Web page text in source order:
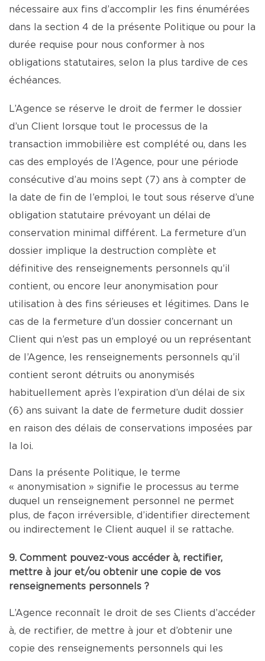
nécessaire aux fins d’accomplir les fins énumérées
dans la section 4 de la présente Politique ou pour la
durée requise pour nous conformer à nos
obligations statutaires, selon la plus tardive de ces
échéances.
L’Agence se réserve le droit de fermer le dossier
d’un Client lorsque tout le processus de la
transaction immobilière est complété ou, dans les
cas des employés de l’Agence, pour une période
consécutive d’au moins sept (7) ans à compter de
la date de fin de l’emploi, le tout sous réserve d’une
obligation statutaire prévoyant un délai de
conservation minimal différent. La fermeture d’un
dossier implique la destruction complète et
définitive des renseignements personnels qu’il
contient, ou encore leur anonymisation pour
utilisation à des fins sérieuses et légitimes. Dans le
cas de la fermeture d’un dossier concernant un
Client qui n’est pas un employé ou un représentant
de l’Agence, les renseignements personnels qu’il
contient seront détruits ou anonymisés
habituellement après l’expiration d’un délai de six
(6) ans suivant la date de fermeture dudit dossier
en raison des délais de conservations imposées par
la loi.
Dans la présente Politique, le terme
« anonymisation » signifie le processus au terme
duquel un renseignement personnel ne permet
plus, de façon irréversible, d’identifier directement
ou indirectement le Client auquel il se rattache.
9. Comment pouvez-vous accéder à, rectifier,
mettre à jour et/ou obtenir une copie de vos
renseignements personnels ?
L’Agence reconnaît le droit de ses Clients d’accéder
à, de rectifier, de mettre à jour et d’obtenir une
copie des renseignements personnels qui les